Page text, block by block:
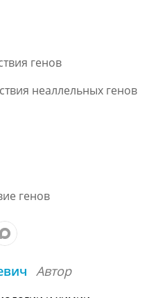
генов
неаллельных генов
генов
Автор